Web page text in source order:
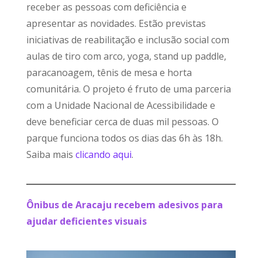
receber as pessoas com deficiência e
apresentar as novidades. Estão previstas
iniciativas de reabilitação e inclusão social com
aulas de tiro com arco, yoga, stand up paddle,
paracanoagem, tênis de mesa e horta
comunitária. O projeto é fruto de uma parceria
com a Unidade Nacional de Acessibilidade e
deve beneficiar cerca de duas mil pessoas. O
parque funciona todos os dias das 6h às 18h.
Saiba mais clicando aqui.
Ônibus de Aracaju recebem adesivos para
ajudar deficientes visuais